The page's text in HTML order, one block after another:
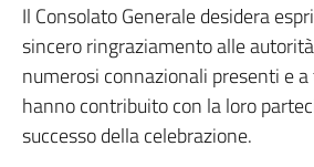
Il Consolato Generale desidera
sincero ringraziamento alle
numerosi connazionali presenti e
hanno contribuito con la loro
successo della celebrazione.